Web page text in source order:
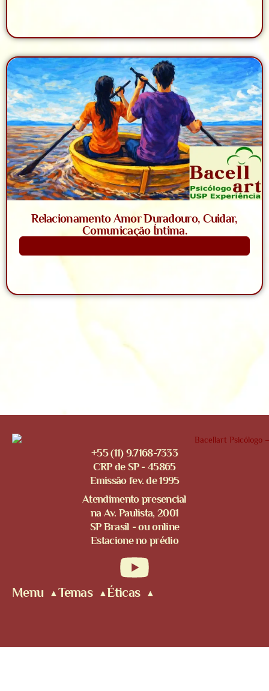
Relacionamento Amor Duradouro, Cuidar,
Comunicação Íntima.
+55 (11) 9.7168-7333
CRP de SP - 45865
Emissão fev. de 1995
Atendimento presencial
na Av. Paulista, 2001
SP Brasil - ou online
Estacione no prédio
Menu Temas Éticas